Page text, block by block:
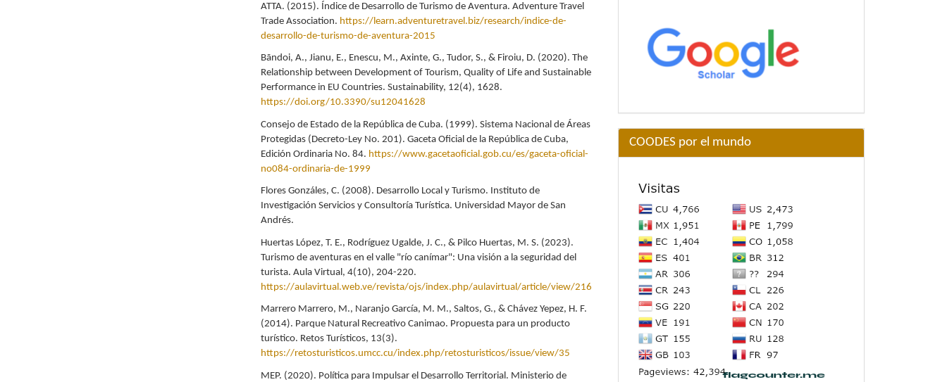
ATTA. (2015). Índice de Desarrollo de Turismo de Aventura. Adventure Travel
Trade Association. https://learn.adventuretravel.biz/research/indice-de-
desarrollo-de-turismo-de-aventura-2015
Bãndoi, A., Jianu, E., Enescu, M., Axinte, G., Tudor, S., & Firoiu, D. (2020). The
Relationship between Development of Tourism, Quality of Life and Sustainable
Performance in EU Countries. Sustainability, 12(4), 1628.
https://doi.org/10.3390/su12041628
Consejo de Estado de la República de Cuba. (1999). Sistema Nacional de Áreas
Protegidas (Decreto-Ley No. 201). Gaceta Oficial de la República de Cuba,
Edición Ordinaria No. 84. https://www.gacetaoficial.gob.cu/es/gaceta-oficial-
no084-ordinaria-de-1999
Flores Gonzáles, C. (2008). Desarrollo Local y Turismo. Instituto de
Investigación Servicios y Consultoría Turística. Universidad Mayor de San
Andrés.
Huertas López, T. E., Rodríguez Ugalde, J. C., & Pilco Huertas, M. S. (2023).
Turismo de aventuras en el valle "río canímar": Una visión a la seguridad del
turista. Aula Virtual, 4(10), 204-220.
https://aulavirtual.web.ve/revista/ojs/index.php/aulavirtual/article/view/216
Marrero Marrero, M., Naranjo García, M. M., Saltos, G., & Chávez Yepez, H. F.
(2014). Parque Natural Recreativo Canimao. Propuesta para un producto
turístico. Retos Turísticos, 13(3).
https://retosturisticos.umcc.cu/index.php/retosturisticos/issue/view/35
MEP. (2020). Política para Impulsar el Desarrollo Territorial. Ministerio de
COODES por el mundo